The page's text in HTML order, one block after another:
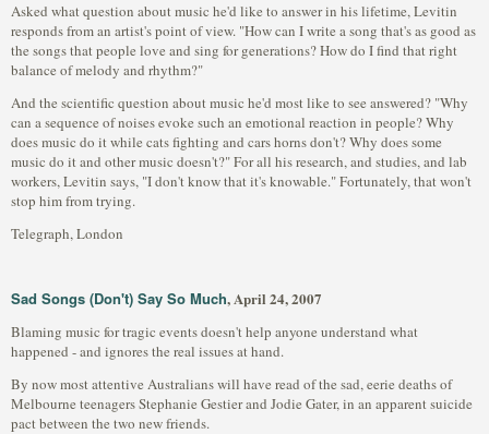
Asked what question about music he'd like to answer in his lifetime, Levitin
responds from an artist's point of view. "How can I write a song that's as good as
the songs that people love and sing for generations? How do I find that right
balance of melody and rhythm?"
And the scientific question about music he'd most like to see answered? "Why
can a sequence of noises evoke such an emotional reaction in people? Why
does music do it while cats fighting and cars horns don't? Why does some
music do it and other music doesn't?" For all his research, and studies, and lab
workers, Levitin says, "I don't know that it's knowable." Fortunately, that won't
stop him from trying.
Telegraph, London
Sad Songs (Don't) Say So Much, April 24, 2007
Blaming music for tragic events doesn't help anyone understand what
happened - and ignores the real issues at hand.
By now most attentive Australians will have read of the sad, eerie deaths of
Melbourne teenagers Stephanie Gestier and Jodie Gater, in an apparent suicide
pact between the two new friends.